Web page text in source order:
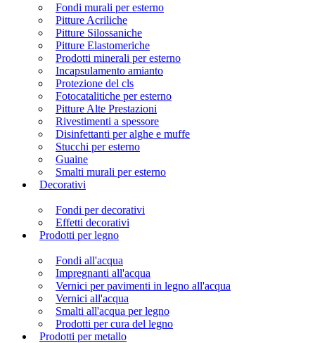
Fondi murali per esterno
Pitture Acriliche
Pitture Silossaniche
Pitture Elastomeriche
Prodotti minerali per esterno
Incapsulamento amianto
Protezione del cls
Fotocatalitiche per esterno
Pitture Alte Prestazioni
Rivestimenti a spessore
Disinfettanti per alghe e muffe
Stucchi per esterno
Guaine
Smalti murali per esterno
Decorativi
Fondi per decorativi
Effetti decorativi
Prodotti per legno
Fondi all'acqua
Impregnanti all'acqua
Vernici per pavimenti in legno all'acqua
Vernici all'acqua
Smalti all'acqua per legno
Prodotti per cura del legno
Prodotti per metallo